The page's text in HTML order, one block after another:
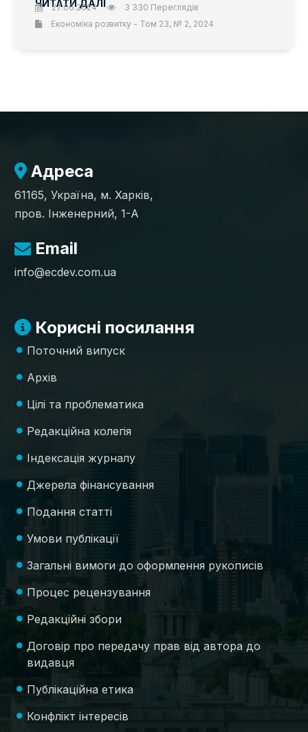
ЧИТАТИ ДАЛІ
27.06.2024
3 330 Переглядів
Економіка розвитку - Том 23, № 2, 2024
Адреса
61165, Україна, м. Харків,
пров. Інженерний, 1-А
Email
info@ecdev.com.ua
Корисні посилання
Поточний випуск
Архів
Цілі та проблематика
Редакційна колегія
Індексація журналу
Джерела фінансування
Подання статті
Умови публікації
Загальні вимоги до оформлення рукописів
Процес рецензування
Редакційні збори
Договір про передачу прав від автора до
видавця
Публікаційна етика
Конфлікт інтересів